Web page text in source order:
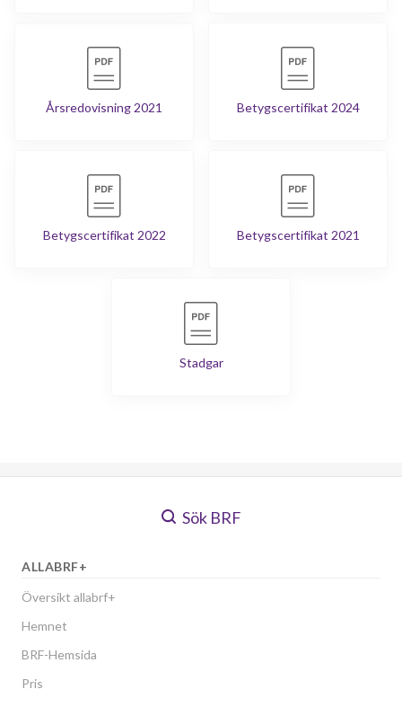
Årsredovisning 2021 Betygscertifikat 2024
Betygscertifikat 2022 Betygscertifikat 2021
Stadgar
Sök BRF
ALLABRF+
Översikt allabrf+
Hemnet
BRF-Hemsida
Pris